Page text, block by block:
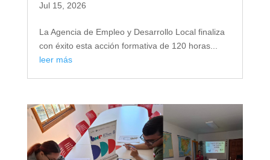
Jul 15, 2026
La Agencia de Empleo y Desarrollo Local finaliza
con éxito esta acción formativa de 120 horas...
leer más